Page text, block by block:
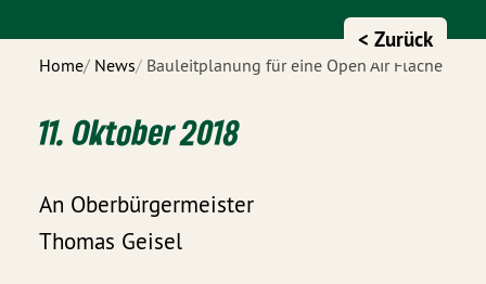
Home News Bauleitplanung für eine Open Air Fläche
< Zurück
11. Oktober 2018
An Oberbürgermeister
Thomas Geisel